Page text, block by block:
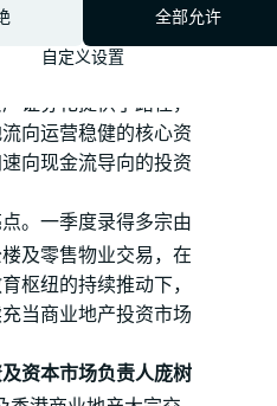
资产的信心回归。
试点的底层资产范围
至办公、酒店等商业
证券化提供了路径，
向运营稳健的核心资
向现金流导向的投资
。一季度录得多宗由
及零售物业交易，在
枢纽的持续推动下，
当商业地产投资市场
资本市场负责人庞树
全部允许
自定义设置